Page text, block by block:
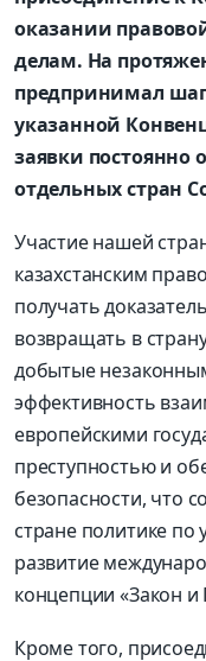
оказании
делам. На
предпринимал
указанной
заявки постоянно
отдельных стран
Участие нашей
казахстанским
получать
возвращать в
добытые
эффективность
европейскими
преступностью и
безопасности, что
стране политике по
развитие
концепции «Закон и
Кроме того,